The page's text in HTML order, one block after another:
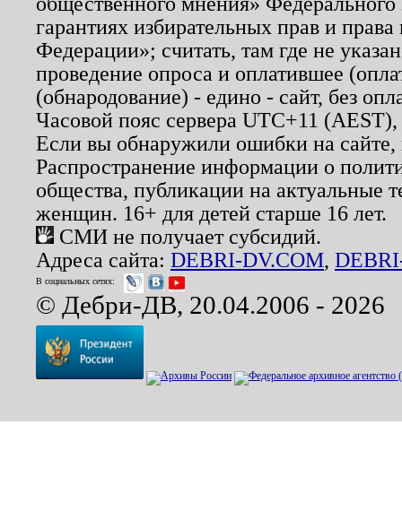
гарантиях избирательных прав и
Федерации»; считать, там где не
проведение опроса и оплатившее
(обнародование) - едино - сайт, без
Часовой пояс сервера UTC+11
Если вы обнаружили ошибки на
Распространение информации о
общества, публикации на актуальные
женщин. 16+ для детей старше 16 лет.
СМИ не получает субсидий.
Адреса сайта: DEBRI-DV.COM,
В социальных сетях:
© Дебри-ДВ, 20.04.2006 - 2026